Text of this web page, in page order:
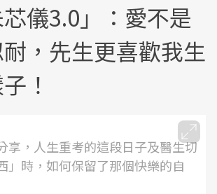
儀3.0」：愛不是
，先生更喜歡我生
！
享，人生重考的這段日子及醫生切
」時，如何保留了那個快樂的自